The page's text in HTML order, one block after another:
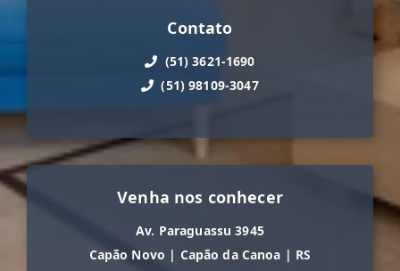
Contato
(51) 3621-1690
(51) 98109-3047
Venha nos conhecer
Av. Paraguassu 3945
Capão Novo | Capão da Canoa | RS